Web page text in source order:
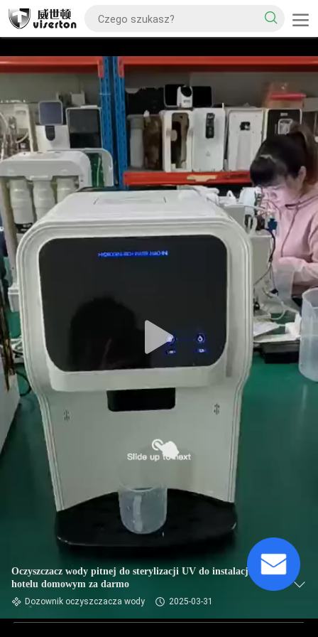
Oczyszczacz wody pitnej do sterylizacji UV do instalacji w
hotelu domowym za darmo
Dozownik oczyszczacza wody 2025-03-31